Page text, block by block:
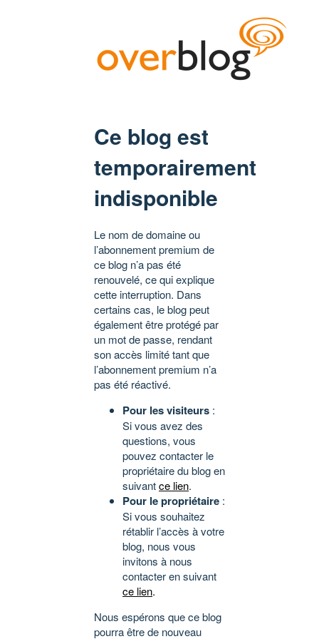
Ce blog est
temporairement
indisponible
Le nom de domaine ou
l’abonnement premium de
ce blog n’a pas été
renouvelé, ce qui explique
cette interruption. Dans
certains cas, le blog peut
également être protégé par
un mot de passe, rendant
son accès limité tant que
l’abonnement premium n’a
pas été réactivé.
Pour les visiteurs :
Si vous avez des
questions, vous
pouvez contacter le
propriétaire du blog en
suivantce lien.
Pour le propriétaire :
Si vous souhaitez
rétablir l’accès à votre
blog, nous vous
invitons à nous
contacter en suivant
ce lien.
Nous espérons que ce blog
pourra être de nouveau